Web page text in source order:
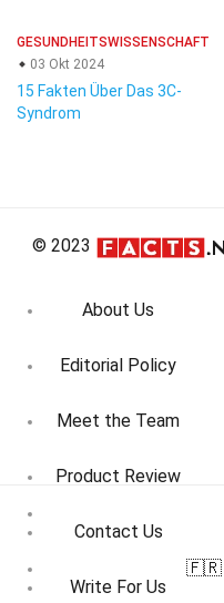
GESUNDHEITSWISSENSCHAFT
03 Okt 2024
15 Fakten Über Das 3C-
Syndrom
© 2023
About Us
Editorial Policy
Meet the Team
Product Review
Contact Us
Write For Us
🇫🇷